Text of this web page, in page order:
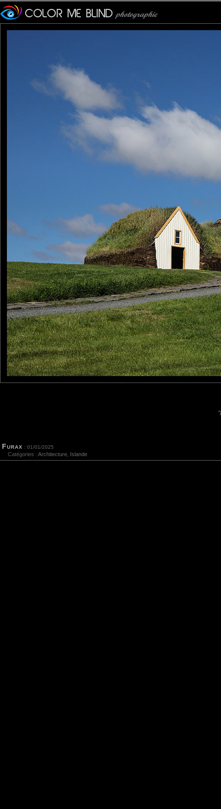
Furax : 01/01/2025
Catégories : Architecture Islande
"Skagafjördur Folk
La ferme est située à
Glaumbaer est connue
tous ses bâtiments, au
Ce style de construction
du pays.
Elle fut habitée jusqu'en
XIXème siècle.
NOUS VOUS
tce76: 06/01/2025
Excellente année à toute
Laisser un commentaire
Nom
E-mail
Site